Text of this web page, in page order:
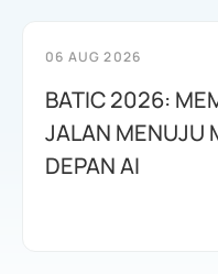
06 AUG 2026
BATIC 2026:
JALAN MENUJU
DEPAN AI